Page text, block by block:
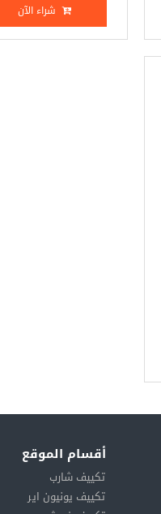
شراء الآن
أقسام الموقع
تكييف شارب
تكييف يونيون اير